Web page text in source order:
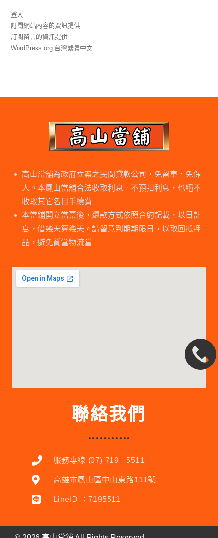
登入
訂閱網站內容的資訊提供
訂閱留言的資訊提供
WordPress.org 台灣繁體中文
高山當舖為政府立案之民間貸款公司，免留車、免保
人。本鳳山當舖合法收取利息，不預扣利息，也絕不
收取其它名目手續費
本當鋪開立當票後，還款方式依照合約記載，以日計
息，借幾天算幾天。請留意到期期限日，以取回抵押
品，避免質當物流當
聯絡我們
服務專線 (07) 719 - 5511
高雄市鳳山區中山東路111號
LineID ：7195511